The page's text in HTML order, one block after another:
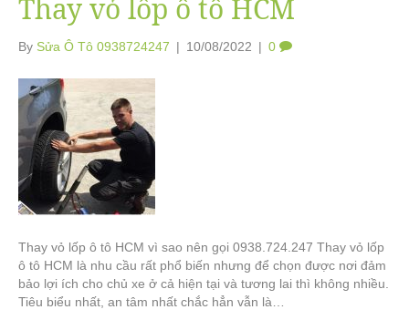
Thay vỏ lốp ô tô HCM
By Sửa Ô Tô 0938724247 | 10/08/2022 | 0
Thay vỏ lốp ô tô HCM vì sao nên gọi 0938.724.247 Thay vỏ lốp
ô tô HCM là nhu cầu rất phổ biến nhưng để chọn được nơi đảm
bảo lợi ích cho chủ xe ở cả hiện tại và tương lai thì không nhiều.
Tiêu biểu nhất, an tâm nhất chắc hẳn vẫn là…